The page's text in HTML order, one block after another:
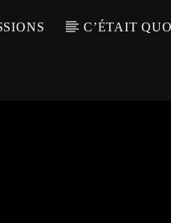
C’ÉTAIT